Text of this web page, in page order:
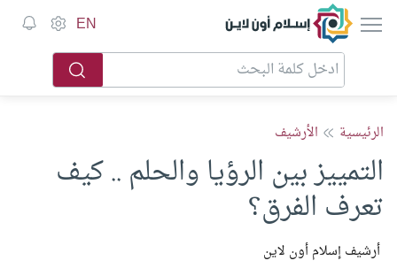
إسلام أون لاين EN
الرئيسية الأرشيف
التمييز بين الرؤيا والحلم .. كيف
تعرف الفرق؟
أرشيف إسلام أون لاين